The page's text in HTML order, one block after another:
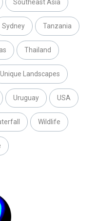
Southeast Asia
Sydney Tanzania
Thailand
Unique Landscapes
Uruguay USA
Wildlife